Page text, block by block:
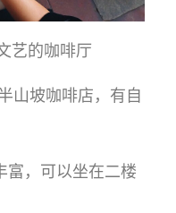
艺的咖啡厅
山坡咖啡店，有自
富，可以坐在二楼